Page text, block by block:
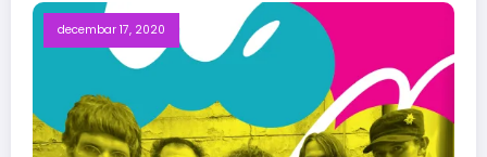
decembar 17, 2020